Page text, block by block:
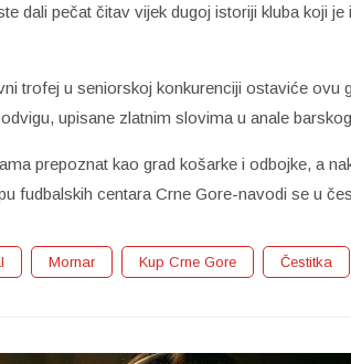
dali pečat čitav vijek dugoj istoriji kluba koji
trofej u seniorskoj konkurenciji ostaviće ovu
upisane zlatnim slovima u anale
prepoznat kao grad košarke i odbojke, a
fudbalskih centara Crne Gore-navodi se u
Mornar Kup Crne Gore Čestitka